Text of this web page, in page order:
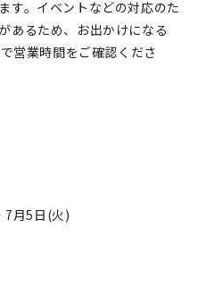
す。イベントなどの対応のた
あるため、お出かけになる
営業時間をご確認くださ
月5日(火)